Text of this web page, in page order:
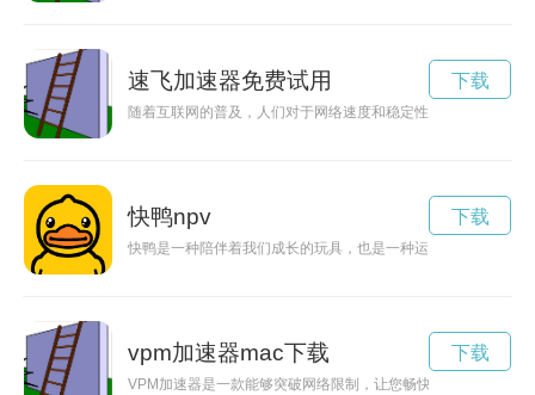
速飞加速器免费试用
随着互联网的普及，人们对于网络速度和稳定性的需求越来越
下载
快鸭npv
快鸭是一种陪伴着我们成长的玩具，也是一种运动方式。快鸭
下载
vpm加速器mac下载
VPM加速器是一款能够突破网络限制，让您畅快观赏全球各地
下载